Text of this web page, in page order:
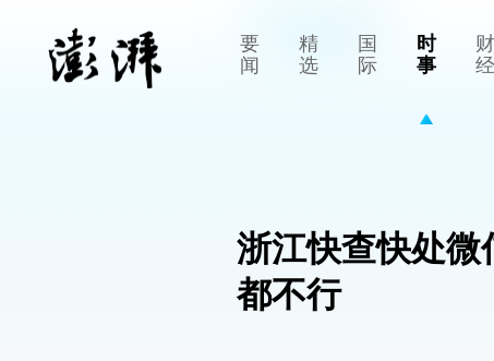
要
闻
精
选
国
际
时
事
财
经
浙江快查快处微
都不行